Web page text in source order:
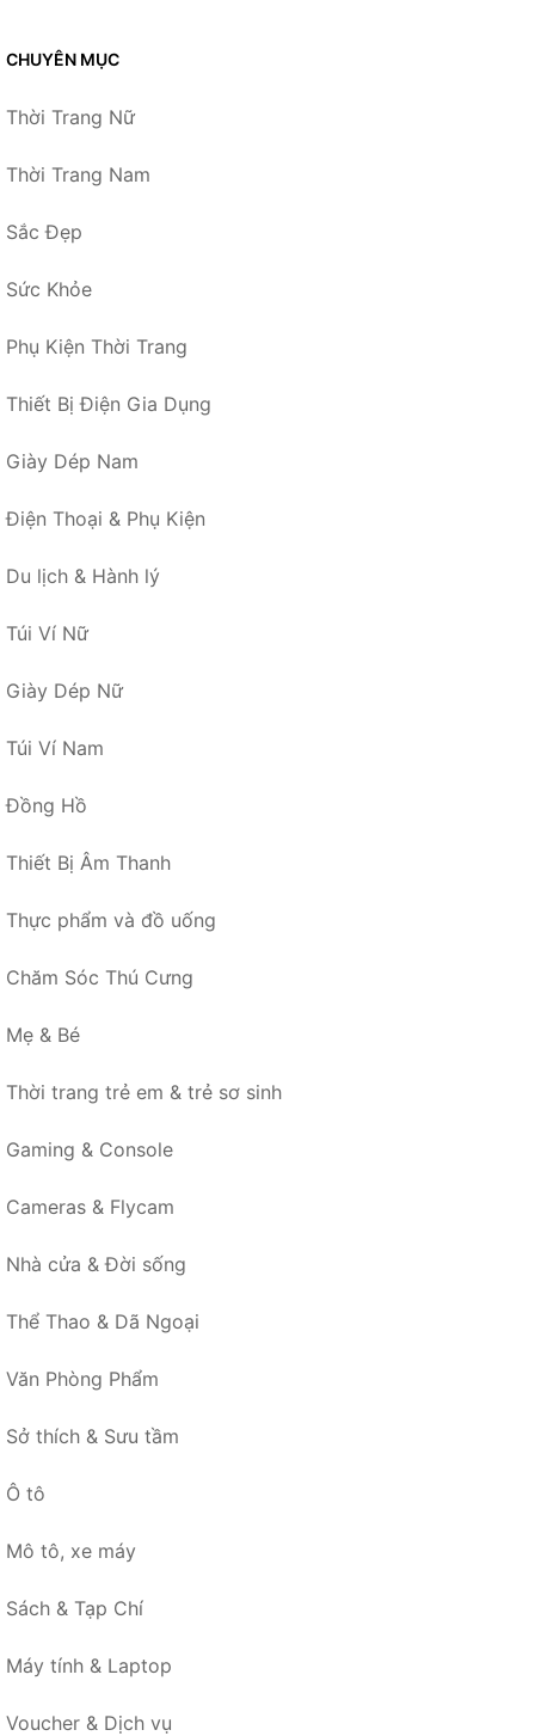
CHUYÊN MỤC
Thời Trang Nữ
Thời Trang Nam
Sắc Đẹp
Sức Khỏe
Phụ Kiện Thời Trang
Thiết Bị Điện Gia Dụng
Giày Dép Nam
Điện Thoại & Phụ Kiện
Du lịch & Hành lý
Túi Ví Nữ
Giày Dép Nữ
Túi Ví Nam
Đồng Hồ
Thiết Bị Âm Thanh
Thực phẩm và đồ uống
Chăm Sóc Thú Cưng
Mẹ & Bé
Thời trang trẻ em & trẻ sơ sinh
Gaming & Console
Cameras & Flycam
Nhà cửa & Đời sống
Thể Thao & Dã Ngoại
Văn Phòng Phẩm
Sở thích & Sưu tầm
Ô tô
Mô tô, xe máy
Sách & Tạp Chí
Máy tính & Laptop
Voucher & Dịch vụ